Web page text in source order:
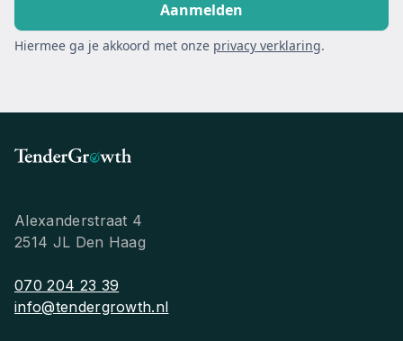
Hiermee ga je akkoord met onze privacy verklaring.
Alexanderstraat 4
2514 JL Den Haag
070 204 23 39
info@tendergrowth.nl